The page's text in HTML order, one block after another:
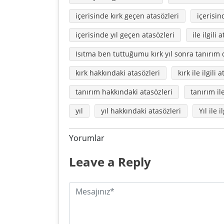
içerisinde kırk geçen atasözleri
içerisinde yıl geçen atasözleri
ile ilgili
Isıtma ben tuttuğumu kırk yıl sonra
kırk hakkındaki atasözleri
kırk ile ilgili
tanırım hakkındaki atasözleri
tanırım
yıl
yıl hakkındaki atasözleri Yıl ile
Yorumlar
Leave a Reply